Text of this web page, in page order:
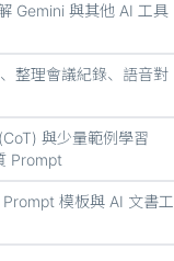
Gemini 與其他 AI 工具
整理會議紀錄、語音對
與少量範例學習
Prompt
模板與 AI 文書工